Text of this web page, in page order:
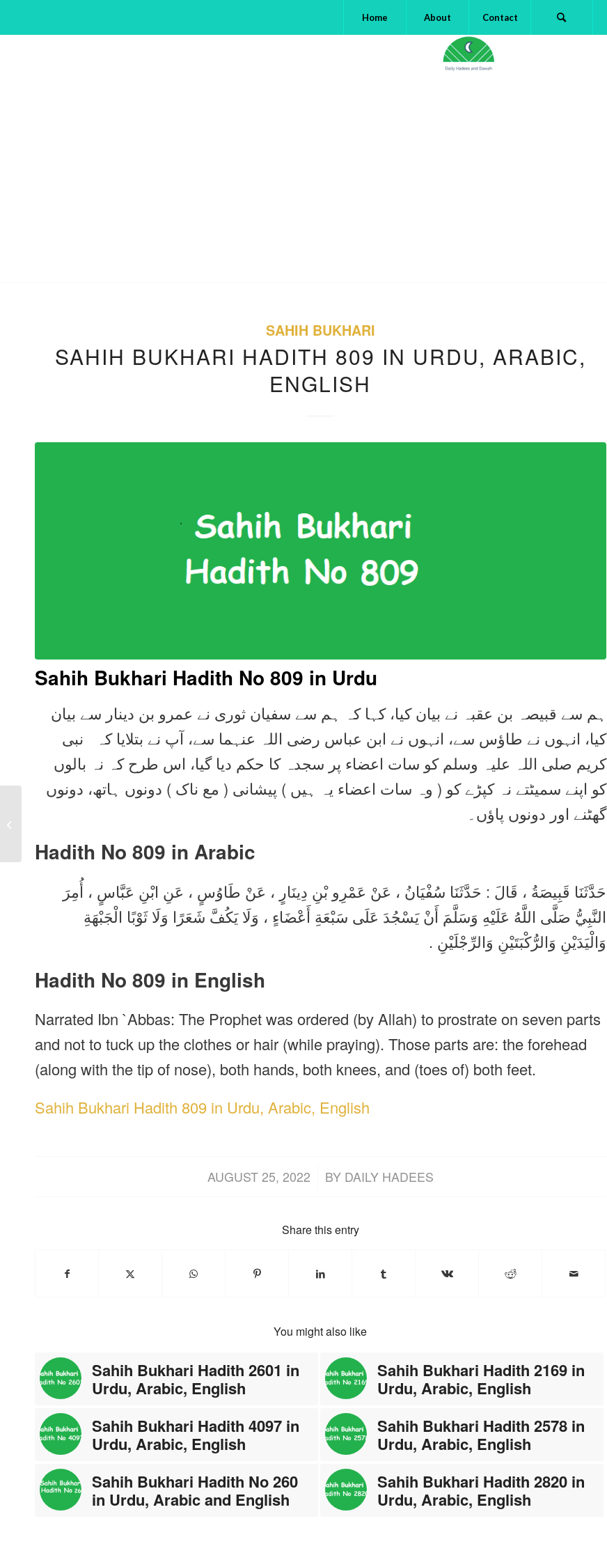
Home About Contact
SAHIH BUKHARI
SAHIH BUKHARI HADITH 809 IN URDU, ARABIC,
ENGLISH
Sahih Bukhari Hadith No 809 in Urdu
ہم سے قبیصہ بن عقبہ نے بیان کیا، کہا کہ ہم سے سفیان ثوری نے عمرو بن دینار سے بیان
کیا، انہوں نے طاؤس سے، انہوں نے ابن عباس رضی اللہ عنہما سے، آپ نے بتلایا کہ نبی
کریم صلی اللہ علیہ وسلم کو سات اعضاء پر سجدہ کا حکم دیا گیا، اس طرح کہ نہ بالوں
کو اپنے سمیٹتے نہ کپڑے کو ( وہ سات اعضاء یہ ہیں ) پیشانی ( مع ناک ) دونوں ہاتھ، دونوں
گھٹنے اور دونوں پاؤں۔
Hadith No 809 in Arabic
حَدَّثَنَا قَبِيصَةُ ، قَالَ : حَدَّثَنَا سُفْيَانُ ، عَنْ عَمْرِو بْنِ دِينَارٍ ، عَنْ طَاوُسٍ ، عَنِ ابْنِ عَبَّاسٍ ، أُمِرَ
النَّبِيُّ صَلَّى اللَّهُ عَلَيْهِ وَسَلَّمَ أَنْ يَسْجُدَ عَلَى سَبْعَةِ أَعْضَاءٍ ، وَلَا يَكُفَّ شَعَرًا وَلَا ثَوْبًا الْجَبْهَةِ
وَالْيَدَيْنِ وَالرُّكْبَتَيْنِ وَالرِّجْلَيْنِ .
Hadith No 809 in English
Narrated Ibn `Abbas: The Prophet was ordered (by Allah) to prostrate on seven parts
and not to tuck up the clothes or hair (while praying). Those parts are: the forehead
(along with the tip of nose), both hands, both knees, and (toes of) both feet.
Sahih Bukhari Hadith 809 in Urdu, Arabic, English
AUGUST 25, 2022
/ BY DAILY HADEES
Share this entry
You might also like
Sahih Bukhari Hadith 2601 in
Urdu, Arabic, English
Sahih Bukhari Hadith 2169 in
Urdu, Arabic, English
Sahih Bukhari Hadith 4097 in
Urdu, Arabic, English
Sahih Bukhari Hadith 2578 in
Urdu, Arabic, English
Sahih Bukhari Hadith No 260
in Urdu, Arabic and English
Sahih Bukhari Hadith 2820 in
Urdu, Arabic, English